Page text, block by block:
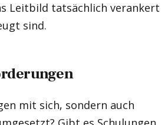
Leitbild tatsächlich verankert
sind.
mit sich, sondern auch